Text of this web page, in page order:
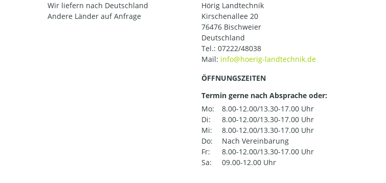
Wir liefern nach Deutschland
Andere Länder auf Anfrage
Hörig Landtechnik
Kirschenallee 20
76476 Bischweier
Deutschland
Tel.: 07222/48038
Mail:
ÖFFNUNGSZEITEN
Termin gerne nach Absprache oder:
Mo:
8.00-12.00/13.30-17.00 Uhr
Di:
8.00-12.00/13.30-17.00 Uhr
Mi:
8.00-12.00/13.30-17.00 Uhr
Do:
Nach Vereinbarung
Fr:
8.00-12.00/13.30-17.00 Uhr
Sa:
09.00-12.00 Uhr